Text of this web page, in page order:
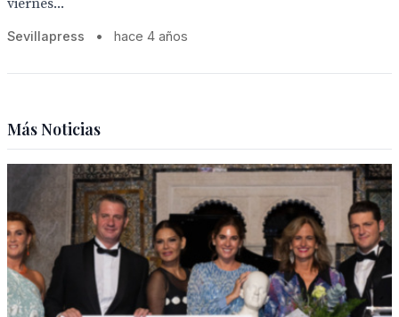
viernes...
Sevillapress • hace 4 años
Más Noticias